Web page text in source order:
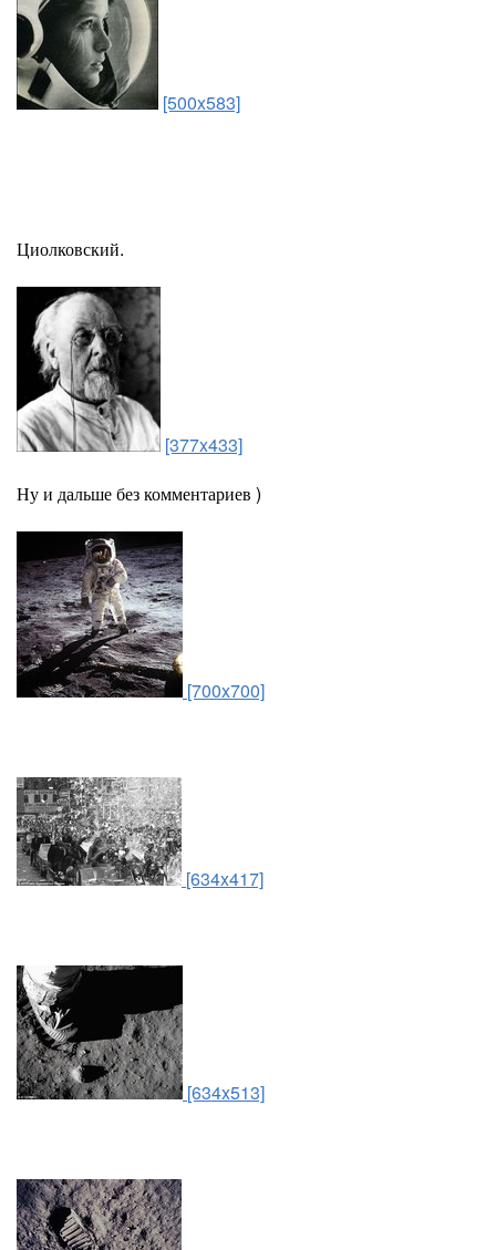
[500x583]
Циолковский.
[377x433]
Ну и дальше без комментариев )
[700x700]
[634x417]
[634x513]